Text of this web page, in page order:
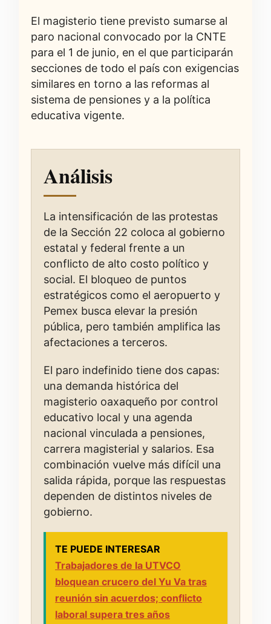
El magisterio tiene previsto sumarse al
paro nacional convocado por la CNTE
para el 1 de junio, en el que participarán
secciones de todo el país con exigencias
similares en torno a las reformas al
sistema de pensiones y a la política
educativa vigente.
Análisis
La intensificación de las protestas
de la Sección 22 coloca al gobierno
estatal y federal frente a un
conflicto de alto costo político y
social. El bloqueo de puntos
estratégicos como el aeropuerto y
Pemex busca elevar la presión
pública, pero también amplifica las
afectaciones a terceros.
El paro indefinido tiene dos capas:
una demanda histórica del
magisterio oaxaqueño por control
educativo local y una agenda
nacional vinculada a pensiones,
carrera magisterial y salarios. Esa
combinación vuelve más difícil una
salida rápida, porque las respuestas
dependen de distintos niveles de
gobierno.
TE PUEDE INTERESAR
Trabajadores de la UTVCO
bloquean crucero del Yu Va tras
reunión sin acuerdos; conflicto
laboral supera tres años